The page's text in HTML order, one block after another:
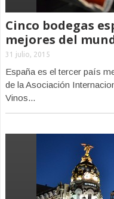
Cinco bodegas
mejores del
31 julio, 2015
España es el tercer país
de la Asociación
Vinos...